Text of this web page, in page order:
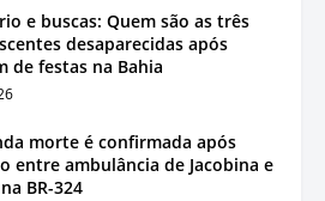
e buscas: Quem são as três
desaparecidas após
de festas na Bahia
morte é confirmada após
entre ambulância de Jacobina e
BR-324